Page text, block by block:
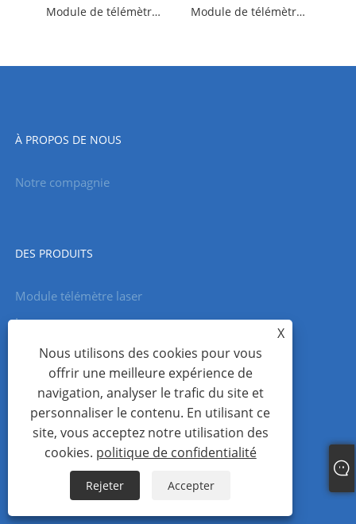
Module de télémètre 1200m Module de télémètre MINI 1200M (LRF)
À PROPOS DE NOUS
Notre compagnie
DES PRODUITS
Module télémètre laser
Laser
Gyroscope à fibre optique
Caméra MWIR
Gyroscope laser
Imagerie thermique
Jumelles télémétriques laser
X
Nous utilisons des cookies pour vous
offrir une meilleure expérience de
navigation, analyser le trafic du site et
personnaliser le contenu. En utilisant ce
site, vous acceptez notre utilisation des
cookies. politique de confidentialité
Rejeter Accepter